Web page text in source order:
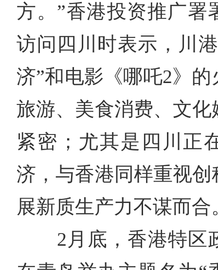
方。”香港投资推广署
访问四川时表示，川
济”和电影《哪吒2》
旅游、美食消费、文
紧密；尤其是四川正
济，与香港同样重视
展新质生产力不谋而合
2月底，香港特区